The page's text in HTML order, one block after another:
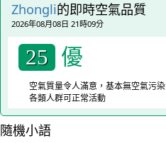
Zhongli的即時空氣品質
2026年08月08日 21時09分
25 優
空氣質量令人滿意，基本無空氣污染
各類人群可正常活動
隨機小語